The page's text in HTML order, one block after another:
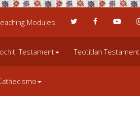
Modules
Testament Teotitlan Testament